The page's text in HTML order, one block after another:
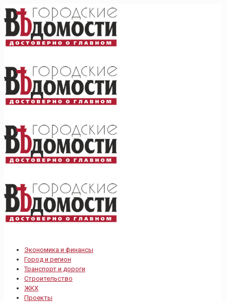
Экономика и финансы
Город и регион
Транспорт и дороги
Строительство
ЖКХ
Проекты